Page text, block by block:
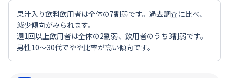
果汁入り飲料飲用者は全体の7割弱です。過去調査に比べ、
減少傾向がみられます。
週1回以上飲用者は全体の2割弱、飲用者のうち3割弱です。
男性10～30代でやや比率が高い傾向です。